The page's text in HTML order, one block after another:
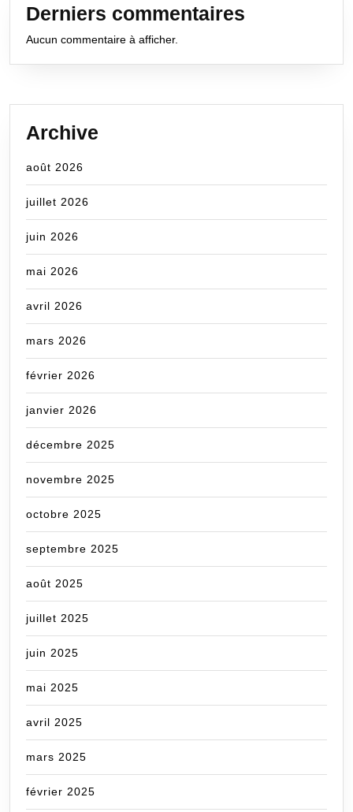
Derniers commentaires
Aucun commentaire à afficher.
Archive
août 2026
juillet 2026
juin 2026
mai 2026
avril 2026
mars 2026
février 2026
janvier 2026
décembre 2025
novembre 2025
octobre 2025
septembre 2025
août 2025
juillet 2025
juin 2025
mai 2025
avril 2025
mars 2025
février 2025